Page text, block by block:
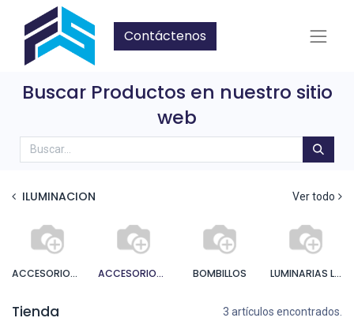
Contáctenos
Buscar Productos en nuestro sitio
web
ILUMINACION Ver todo
ACCESORIOS PARA BOMBILLOS ACCESORIOS PARA LAMPARAS BOMBILLOS LUMINARIAS LED
Tienda 3 artículos encontrados.